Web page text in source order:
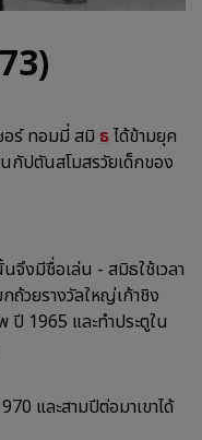
อร์ ทอมมี่ สมิ ธได้ข้ามยุค
กัปตันสโมสรวัยเด็กของ
งมีชื่อเล่น - สมิธใช้เวลา
ถ้วยรางวัลใหญ่เก้าชิง
ปี 1965 และทำประตูใน
และสามปีต่อมาเขาได้